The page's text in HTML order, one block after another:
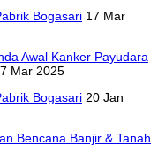
Bogasari 17 Mar
Awal Kanker Payudara
Mar 2025
Bogasari 20 Jan
Bencana Banjir & Tanah